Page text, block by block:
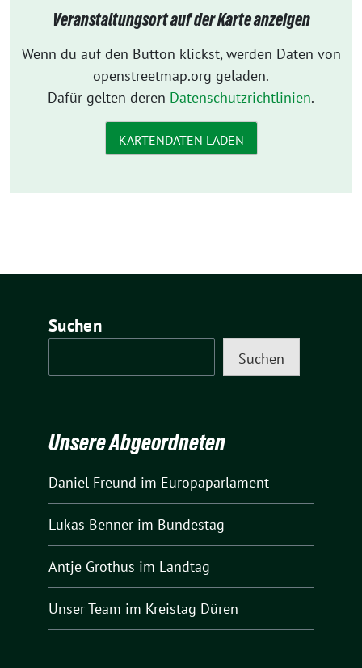
Veranstaltungsort auf der Karte anzeigen
Wenn du auf den Button klickst, werden Daten von
openstreetmap.org geladen.
Dafür gelten deren Datenschutzrichtlinien.
KARTENDATEN LADEN
Suchen
Suchen
Unsere Abgeordneten
Daniel Freund im Europaparlament
Lukas Benner im Bundestag
Antje Grothus im Landtag
Unser Team im Kreistag Düren